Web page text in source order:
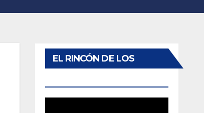
EL RINCÓN DE LOS